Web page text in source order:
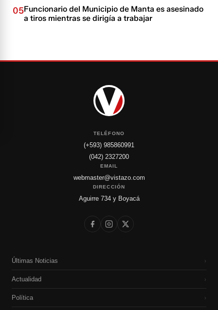
05Funcionario del Municipio de Manta es asesinado
a tiros mientras se dirigía a trabajar
TELÉFONO
(+593) 985860991
(042) 2327200
EMAIL
webmaster@vistazo.com
DIRECCIÓN
Aguirre 734 y Boyacá
Últimas Noticias ›
Actualidad ›
Política ›